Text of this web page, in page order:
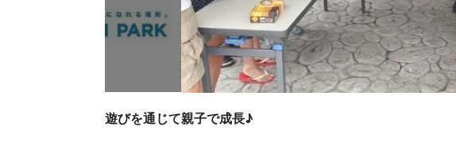
遊びを通じて親子で成長♪